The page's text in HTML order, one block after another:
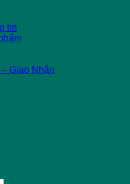
tin
Giao Nhận